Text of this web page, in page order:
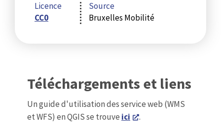
Licence
CC0
Source
Bruxelles Mobilité
Téléchargements et liens
Un guide d'utilisation des service web (WMS
et WFS) en QGIS se trouve ici
.